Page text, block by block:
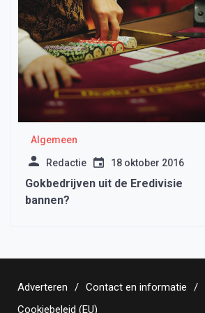
Algemeen
Redactie 18 oktober 2016
Gokbedrijven uit de Eredivisie
bannen?
Adverteren Contact en informatie
Cookiebeleid (EU)